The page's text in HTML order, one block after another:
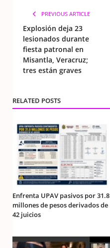
PREVIOUS ARTICLE
Explosión deja 23
lesionados durante
fiesta patronal en
Misantla, Veracruz;
tres están graves
RELATED POSTS
Enfrenta UPAV pasivos por 31.8
millones de pesos derivados de
42 juicios